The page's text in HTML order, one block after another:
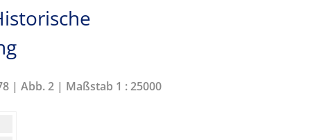
| Abb. 2 | Maßstab 1 : 25000